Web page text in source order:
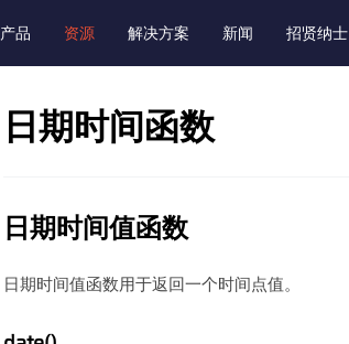
产品 资源 解决方案 新闻 招贤纳士
日期时间函数
日期时间值函数
日期时间值函数用于返回一个时间点值。